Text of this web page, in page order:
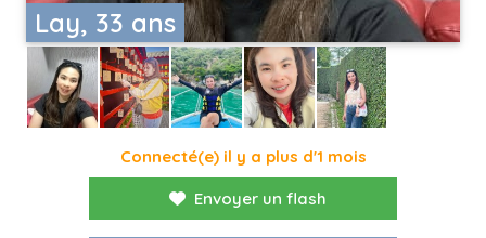
Lay, 33 ans
Connecté(e) il y a plus d'1 mois
Envoyer un flash